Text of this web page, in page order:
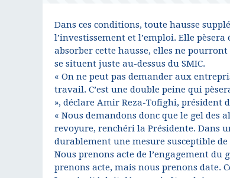
Dans ces conditions, toute hausse
l’investissement et l’emploi. Elle
absorber cette hausse, elles ne
se situent juste au-dessus du SMIC.
« On ne peut pas demander aux
travail. C’est une double peine qui
», déclare Amir Reza-Tofighi, président
« Nous demandons donc que le gel des
revoyure, renchéri la Présidente. Dans
durablement une mesure susceptible
Nous prenons acte de l’engagement du
prenons acte, mais nous prenons date.